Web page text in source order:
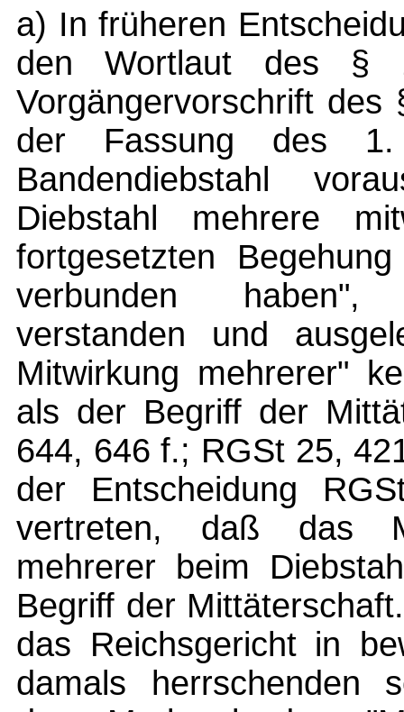
a) In früheren
den Wortlaut des
Vorgängervorschrift
der Fassung des
Bandendiebstahl
Diebstahl mehrere
fortgesetzten
verbunden haben",
verstanden und
Mitwirkung mehrerer"
als der Begriff der
644, 646 f.; RGSt 25,
der Entscheidung
vertreten, daß das
mehrerer beim
Begriff der
das Reichsgericht in
damals herrschenden